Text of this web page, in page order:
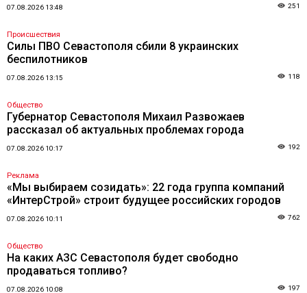
07.08.2026 13:48 251
Происшествия
Силы ПВО Севастополя сбили 8 украинских
беспилотников
07.08.2026 13:15 118
Общество
Губернатор Севастополя Михаил Развожаев
рассказал об актуальных проблемах города
07.08.2026 10:17 192
Реклама
«Мы выбираем созидать»: 22 года группа компаний
«ИнтерСтрой» строит будущее российских городов
07.08.2026 10:11 762
Общество
На каких АЗС Севастополя будет свободно
продаваться топливо?
07.08.2026 10:08 197